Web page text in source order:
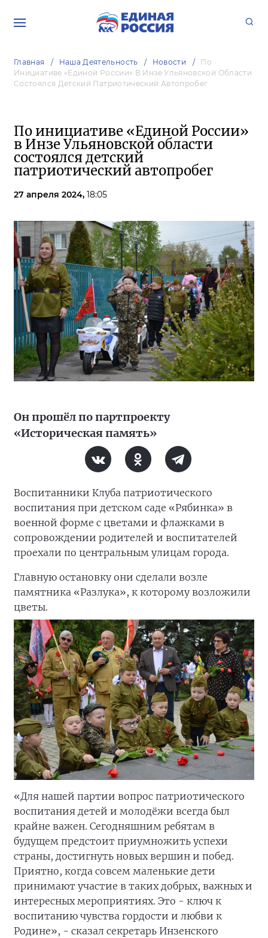
Главная Наша Деятельность Новости
По
Инициативе «Единой России» В Инзе Ульяновской Области
Состоялся Детский Патриотический Автопробег
По инициативе «Единой России»
в Инзе Ульяновской области
состоялся детский
патриотический автопробег
27 апреля 2024, 18:05
Он прошёл по партпроекту
«Историческая память»
Воспитанники Клуба патриотического
воспитания при детском саде «Рябинка» в
военной форме с цветами и флажками в
сопровождении родителей и воспитателей
проехали по центральным улицам города.
Главную остановку они сделали возле
памятника «Разлука», к которому возложили
цветы.
«Для нашей партии вопрос патриотического
воспитания детей и молодёжи всегда был
крайне важен. Сегодняшним ребятам в
будущем предстоит приумножить успехи
страны, достигнуть новых вершин и побед.
Приятно, когда совсем маленькие дети
принимают участие в таких добрых, важных и
интересных мероприятиях. Это - ключ к
воспитанию чувства гордости и любви к
Родине», - сказал секретарь Инзенского